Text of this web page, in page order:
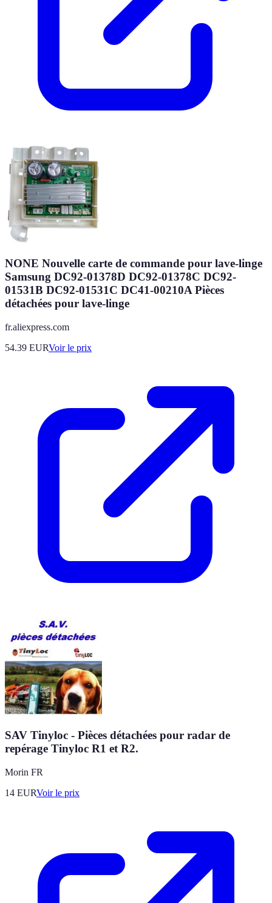
NONE Nouvelle carte de commande pour lave-linge
Samsung DC92-01378D DC92-01378C DC92-
01531B DC92-01531C DC41-00210A Pièces
détachées pour lave-linge
fr.aliexpress.com
54.39 EURVoir le prix
SAV Tinyloc - Pièces détachées pour radar de
repérage Tinyloc R1 et R2.
Morin FR
14 EURVoir le prix